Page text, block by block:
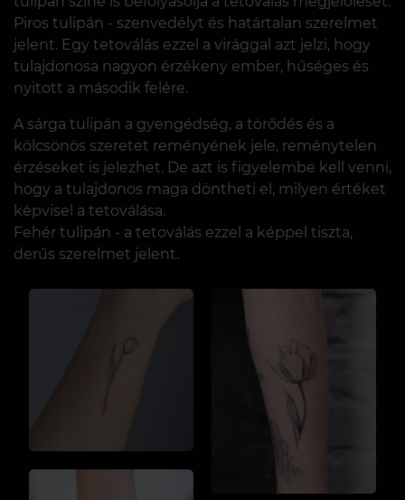
Piros tulipán - szenvedélyt és határtalan szerelmet
jelent. Egy tetoválás ezzel a virággal azt jelzi, hogy
tulajdonosa nagyon érzékeny ember, hűséges és
nyitott a második felére.
A sárga tulipán a gyengédség, a törődés és a
kölcsönös szeretet reményének jele, reménytelen
érzéseket is jelezhet. De azt is figyelembe kell venni,
hogy a tulajdonos maga döntheti el, milyen értéket
képvisel a tetoválása.
Fehér tulipán - a tetoválás ezzel a képpel tiszta,
derűs szerelmet jelent.